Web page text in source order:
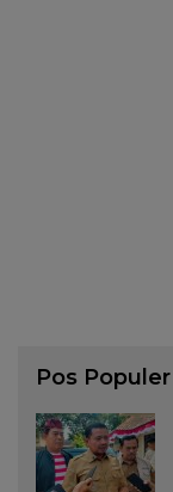
Pos Populer